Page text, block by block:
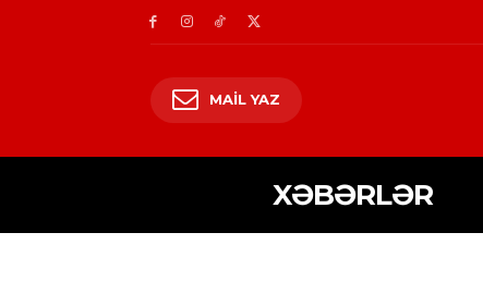
MAIL YAZ
XƏBƏRLƏR